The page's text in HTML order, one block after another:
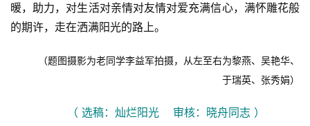
暖，助力，对生活对亲情对友情对爱充满信心，满怀雕花般
的期许，走在洒满阳光的路上。
（题图摄影为老同学李益军拍摄，从左至右为黎燕、吴艳华、
于瑞英、张秀娟）
（ 选稿：灿烂阳光    审核：晓舟同志 ）